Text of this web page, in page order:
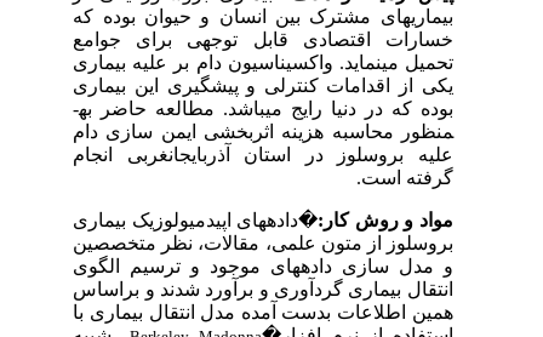
بیماری­های مشترک بین انسان و حیوان بوده که
خسارات اقتصادی قابل توجهی برای جوامع
تحمیل می­نماید. واکسیناسیون دام بر علیه بیماری
یکی از اقدامات کنترلی و پیشگیری این بیماری
بوده که در دنیا رایج می­باشد. مطالعه حاضر به­
منظور محاسبه هزینه اثربخشی ایمن سازی دام
علیه بروسلوز در استان آذربایجان­غربی انجام
گرفته است.
مواد و روش کار:�داده­های اپیدمیولوزیک بیماری
بروسلوز از متون علمی، مقالات، نظر متخصصین
و مدل سازی داده­های موجود و ترسیم الگوی
انتقال بیماری گردآوری و برآورد شدند و براساس
همین اطلاعات بدست آمده مدل انتقال بیماری با